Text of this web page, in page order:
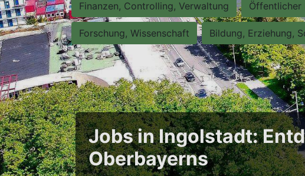
Finanzen, Controlling, Verwaltung Öffentlicher
Forschung, Wissenschaft Bildung, Erziehung,
Jobs in Ingolstadt:
Oberbayerns